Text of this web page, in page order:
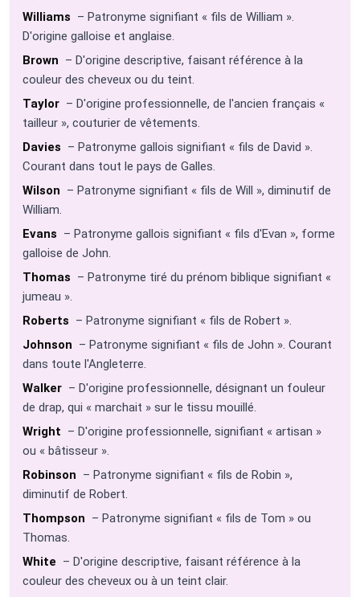
Williams – Patronyme signifiant « fils de William ».
D'origine galloise et anglaise.
Brown – D'origine descriptive, faisant référence à la
couleur des cheveux ou du teint.
Taylor – D'origine professionnelle, de l'ancien français «
tailleur », couturier de vêtements.
Davies – Patronyme gallois signifiant « fils de David ».
Courant dans tout le pays de Galles.
Wilson – Patronyme signifiant « fils de Will », diminutif de
William.
Evans – Patronyme gallois signifiant « fils d'Evan », forme
galloise de John.
Thomas – Patronyme tiré du prénom biblique signifiant «
jumeau ».
Roberts – Patronyme signifiant « fils de Robert ».
Johnson – Patronyme signifiant « fils de John ». Courant
dans toute l'Angleterre.
Walker – D'origine professionnelle, désignant un fouleur
de drap, qui « marchait » sur le tissu mouillé.
Wright – D'origine professionnelle, signifiant « artisan »
ou « bâtisseur ».
Robinson – Patronyme signifiant « fils de Robin »,
diminutif de Robert.
Thompson – Patronyme signifiant « fils de Tom » ou
Thomas.
White – D'origine descriptive, faisant référence à la
couleur des cheveux ou à un teint clair.